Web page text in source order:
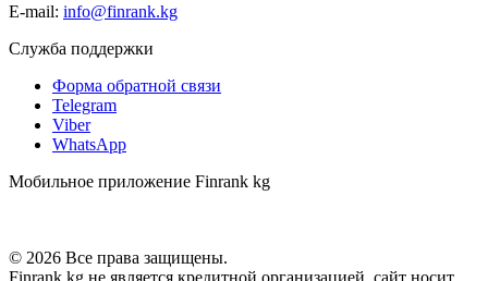
E-mail: info@finrank.kg
Служба поддержки
Форма обратной связи
Telegram
Viber
WhatsApp
Мобильное приложение Finrank kg
© 2026 Все права защищены.
Finrank kg не является кредитной организацией, сайт носит